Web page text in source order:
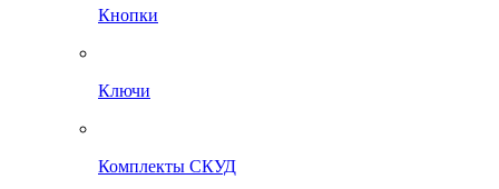
Кнопки
Ключи
Комплекты СКУД